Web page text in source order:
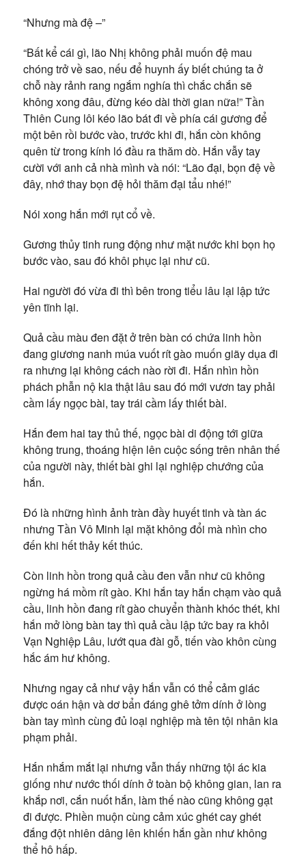
“Nhưng mà đệ –”
“Bất kể cái gì, lão Nhị không phải muốn đệ mau
chóng trở về sao, nếu để huynh ấy biết chúng ta ở
chỗ này rảnh rang ngắm nghía thì chắc chắn sẽ
không xong đâu, đừng kéo dài thời gian nữa!” Tần
Thiên Cung lôi kéo lão bát đi về phía cái gương để
một bên rồi bước vào, trước khi đi, hắn còn không
quên từ trong kính ló đầu ra thăm dò. Hắn vẫy tay
cười với anh cả nhà mình và nói: “Lão đại, bọn đệ về
đây, nhớ thay bọn đệ hỏi thăm đại tẩu nhé!”
Nói xong hắn mới rụt cổ về.
Gương thủy tinh rung động như mặt nước khi bọn họ
bước vào, sau đó khôi phục lại như cũ.
Hai người đó vừa đi thì bên trong tiểu lâu lại lập tức
yên tĩnh lại.
Quả cầu màu đen đặt ở trên bàn có chứa linh hồn
đang giương nanh múa vuốt rít gào muốn giãy dụa đi
ra nhưng lại không cách nào rời đi. Hắn nhìn hồn
phách phẫn nộ kia thật lâu sau đó mới vươn tay phải
cầm lấy ngọc bài, tay trái cầm lấy thiết bài.
Hắn đem hai tay thủ thế, ngọc bài di động tới giữa
không trung, thoáng hiện lên cuộc sống trên nhân thế
của người này, thiết bài ghi lại nghiệp chướng của
hắn.
Đó là những hình ảnh tràn đầy huyết tinh và tàn ác
nhưng Tần Vô Minh lại mặt không đổi mà nhìn cho
đến khi hết thảy kết thúc.
Còn linh hồn trong quả cầu đen vẫn như cũ không
ngừng há mồm rít gào. Khi hắn tay hắn chạm vào quả
cầu, linh hồn đang rít gào chuyển thành khóc thét, khi
hắn mở lòng bàn tay thì quả cầu lập tức bay ra khỏi
Vạn Nghiệp Lâu, lướt qua đài gỗ, tiến vào khôn cùng
hắc ám hư không.
Nhưng ngay cả như vậy hắn vẫn có thể cảm giác
được oán hận và dơ bẩn đáng ghê tởm dính ở lòng
bàn tay mình cùng đủ loại nghiệp mà tên tội nhân kia
phạm phải.
Hắn nhắm mắt lại nhưng vẫn thấy những tội ác kia
giống như nước thối dính ở toàn bộ không gian, lan ra
khắp nơi, cắn nuốt hắn, làm thế nào cũng không gạt
đi được. Phiền muộn cùng cảm xúc ghét cay ghét
đắng đột nhiên dâng lên khiến hắn gần như không
thể hô hấp.